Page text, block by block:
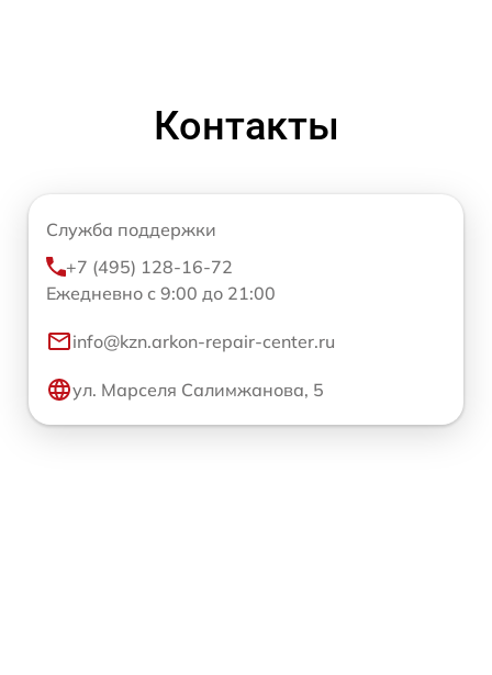
Контакты
Служба поддержки
+7 (495) 128-16-72
Ежедневно с 9:00 до 21:00
info@kzn.arkon-repair-center.ru
ул. Марселя Салимжанова, 5